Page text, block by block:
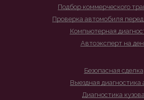
Подбор коммерческого
Проверка автомобиля
Компьютерная
Автоэксперт на
Безопасная сделка
Выездная диагностика
Диагностика